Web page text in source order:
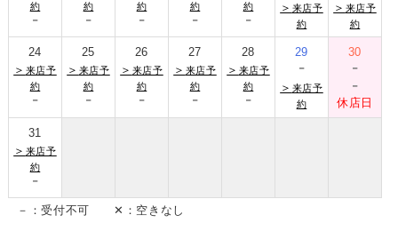
約
-
約
-
約
-
約
-
約
-
＞ 来店予
約
＞ 来店予
約
24
＞ 来店予
約
-
25
＞ 来店予
約
-
26
＞ 来店予
約
-
27
＞ 来店予
約
-
28
＞ 来店予
約
-
29
-
＞ 来店予
約
30
-
-
休店日
31
＞ 来店予
約
-
－：受付不可 ✕：空きなし